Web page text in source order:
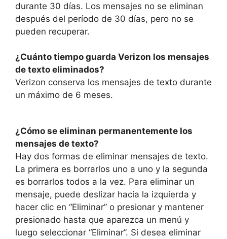
durante 30 días. Los mensajes no se eliminan
después del período de 30 días, pero no se
pueden recuperar.
¿Cuánto tiempo guarda Verizon los mensajes
de texto eliminados?
Verizon conserva los mensajes de texto durante
un máximo de 6 meses.
¿Cómo se eliminan permanentemente los
mensajes de texto?
Hay dos formas de eliminar mensajes de texto.
La primera es borrarlos uno a uno y la segunda
es borrarlos todos a la vez. Para eliminar un
mensaje, puede deslizar hacia la izquierda y
hacer clic en “Eliminar” o presionar y mantener
presionado hasta que aparezca un menú y
luego seleccionar “Eliminar”. Si desea eliminar